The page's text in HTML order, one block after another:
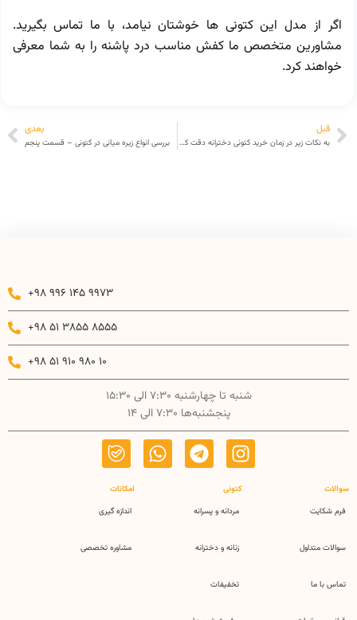
اگر از مدل این کتونی ها خوشتان نیامد، با ما تماس بگیرید.
مشاورین متخصص ما کفش مناسب درد پاشنه را به شما معرفی
خواهند کرد.
قبل
به نکات زیر در زمان خرید کتونی دخترانه دقت کنید!!
بعدی
بررسی انواع زیره میانی در کتونی – قسمت پنجم
+98 996 145 9973
+98 51 3855 8555
+98 51 910 980 10
شنبه تا چهارشنبه 7:30 الی 15:30
پنجشنبه‌ها 7:30 الی 14
سوالات
فرم شکایت
سوالات متداول
تماس با ما
کتونی
مردانه و پسرانه
زنانه و دخترانه
تخفیفات
امکانات
اندازه گیری
مشاوره تخصصی